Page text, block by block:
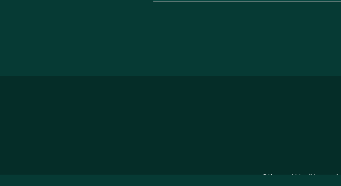
©Katsumi Ida